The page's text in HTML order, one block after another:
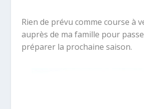
Rien de prévu comme course à
auprès de ma famille pour
préparer la prochaine saison.